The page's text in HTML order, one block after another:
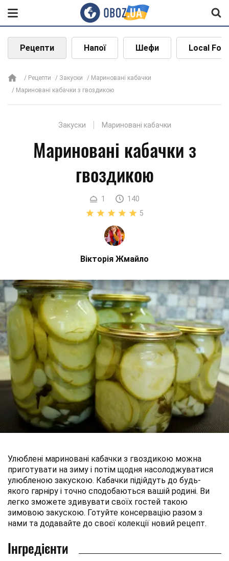
Рецепти Напої Шефи Local
Рецепти Закуски
Мариновані кабачки
Мариновані кабачки з гвоздикою
Закуски Мариновані кабачки
Мариновані кабачки з
гвоздикою
1
140
5
Вікторія Жмайло
Улюблені мариновані кабачки з гвоздикою можна
приготувати на зиму і потім щодня насолоджуватися
улюбленою закускою. Кабачки підійдуть до будь-
якого гарніру і точно сподобаються вашій родині. Ви
легко зможете здивувати своїх гостей такою
зимовою закускою. Готуйте консервацію разом з
нами та додавайте до своєї колекції новий рецепт.
Інгредієнти